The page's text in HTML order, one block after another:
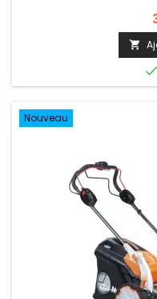


Nouveau